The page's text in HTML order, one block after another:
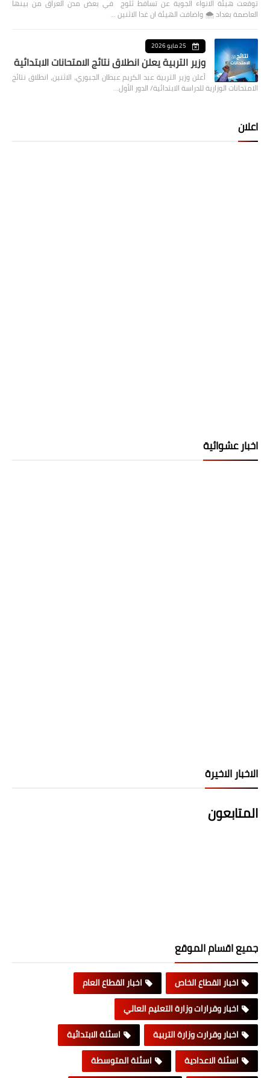
توقعت هيئة الانواء الجوية عن تساقط ثلوج في بعض مدن العراق من بينها
العاصمة بغداد ⁦🌨️⁩ واضافت الهيئة ان غدا الاثنين …
25 مايو 2026
وزير التربية يعلن انطلاق نتائج الامتحانات الابتدائية
أعلن وزير التربية عبد الكريم عبطان الجبوري، الاثنين، انطلاق نتائج
الامتحانات الوزارية للدراسة الابتدائية/ الدور الأول…
اعلان
اخبار عشوائية
الاخبار الاخيرة
المتابعون
جميع اقسام الموقع
اخبار القطاع الخاص
اخبار القطاع العام
اخبار وقرارات وزارة التعليم العالي
اخبار وقرارت وزارة التربية
اسئلة الابتدائية
اسئلة الاعدادية
اسئلة المتوسطة